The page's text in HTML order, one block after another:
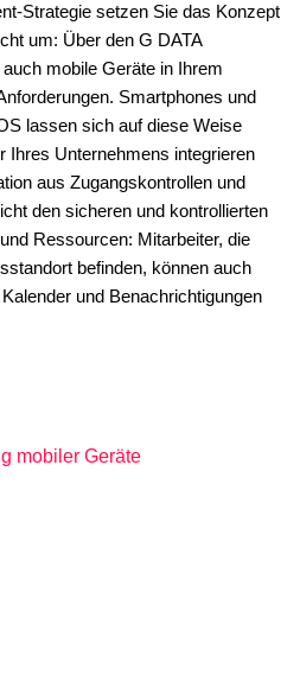
Strategie setzen Sie das Konzept
um: Über den G DATA
mobile Geräte in Ihrem
Smartphones und
lassen sich auf diese Weise
Ihres Unternehmens integrieren
aus Zugangskontrollen und
den sicheren und kontrollierten
Ressourcen: Mitarbeiter, die
befinden, können auch
und Benachrichtigungen
mobiler Geräte